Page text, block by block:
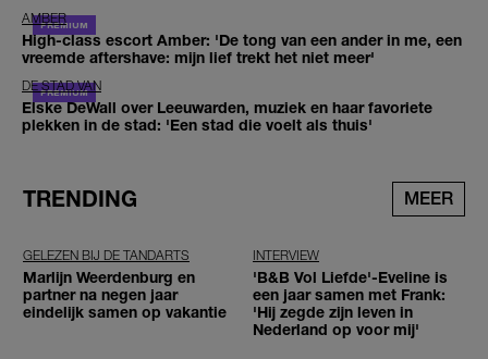
AMBER
High-class escort Amber: 'De tong van een ander in me, een
vreemde aftershave: mijn lief trekt het niet meer'
DE STAD VAN
Elske DeWall over Leeuwarden, muziek en haar favoriete
plekken in de stad: 'Een stad die voelt als thuis'
TRENDING MEER
GELEZEN BIJ DE TANDARTS
Marlijn Weerdenburg en
partner na negen jaar
eindelijk samen op vakantie
INTERVIEW
'B&B Vol Liefde'-Eveline is
een jaar samen met Frank:
'Hij zegde zijn leven in
Nederland op voor mij'